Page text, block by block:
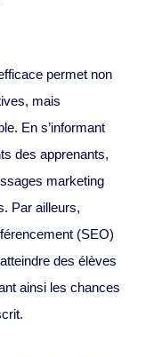
permet non
mais
En s’informant
des apprenants,
marketing
Par ailleurs,
(SEO)
des élèves
ainsi les chances